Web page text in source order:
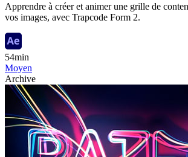
Apprendre à créer et animer une grille de
vos images, avec Trapcode Form 2.
54min
Moyen
Archive